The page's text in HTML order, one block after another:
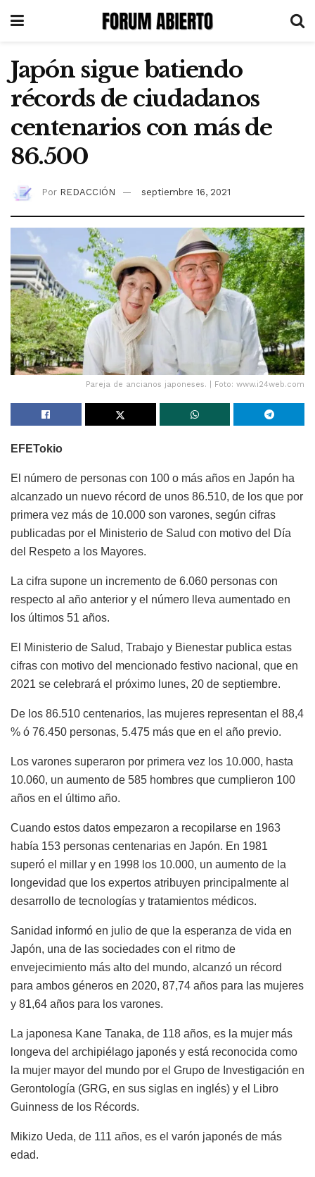
Japón sigue batiendo
récords de ciudadanos
centenarios con más de
86.500
Por REDACCIÓN septiembre 16, 2021
Pareja de ancianos japoneses. | Foto: www.i24web.com
EFETokio
El número de personas con 100 o más años en Japón ha
alcanzado un nuevo récord de unos 86.510, de los que por
primera vez más de 10.000 son varones, según cifras
publicadas por el Ministerio de Salud con motivo del Día
del Respeto a los Mayores.
La cifra supone un incremento de 6.060 personas con
respecto al año anterior y el número lleva aumentado en
los últimos 51 años.
El Ministerio de Salud, Trabajo y Bienestar publica estas
cifras con motivo del mencionado festivo nacional, que en
2021 se celebrará el próximo lunes, 20 de septiembre.
De los 86.510 centenarios, las mujeres representan el 88,4
% ó 76.450 personas, 5.475 más que en el año previo.
Los varones superaron por primera vez los 10.000, hasta
10.060, un aumento de 585 hombres que cumplieron 100
años en el último año.
Cuando estos datos empezaron a recopilarse en 1963
había 153 personas centenarias en Japón. En 1981
superó el millar y en 1998 los 10.000, un aumento de la
longevidad que los expertos atribuyen principalmente al
desarrollo de tecnologías y tratamientos médicos.
Sanidad informó en julio de que la esperanza de vida en
Japón, una de las sociedades con el ritmo de
envejecimiento más alto del mundo, alcanzó un récord
para ambos géneros en 2020, 87,74 años para las mujeres
y 81,64 años para los varones.
La japonesa Kane Tanaka, de 118 años, es la mujer más
longeva del archipiélago japonés y está reconocida como
la mujer mayor del mundo por el Grupo de Investigación en
Gerontología (GRG, en sus siglas en inglés) y el Libro
Guinness de los Récords.
Mikizo Ueda, de 111 años, es el varón japonés de más
edad.